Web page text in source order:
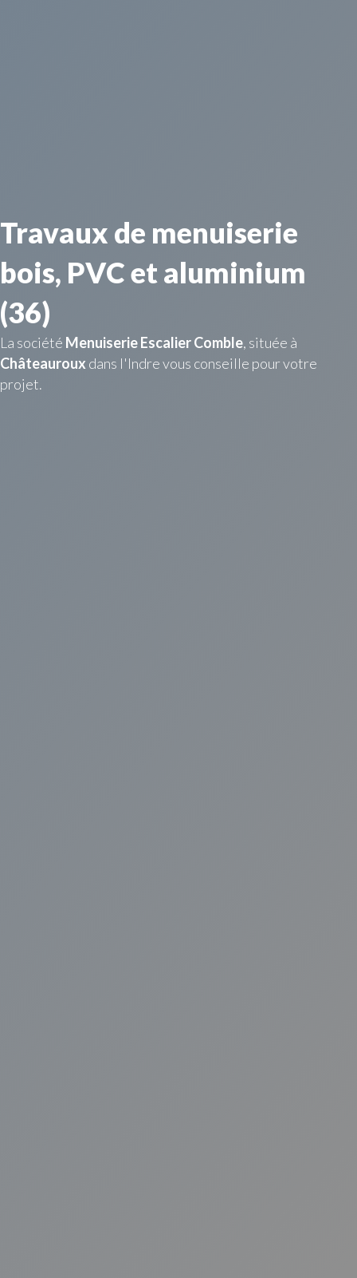
Travaux de menuiserie
bois, PVC et aluminium
(36)
La société Menuiserie Escalier Comble, située à
Châteauroux dans l'Indre vous conseille pour votre
projet.